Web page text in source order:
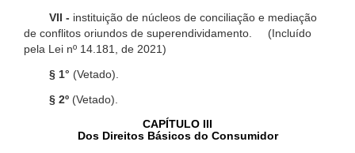
VII - instituição de núcleos de conciliação e mediação
de conflitos oriundos de superendividamento. (Incluído
pela Lei nº 14.181, de 2021)
§ 1° (Vetado).
§ 2º (Vetado).
CAPÍTULO III
Dos Direitos Básicos do Consumidor